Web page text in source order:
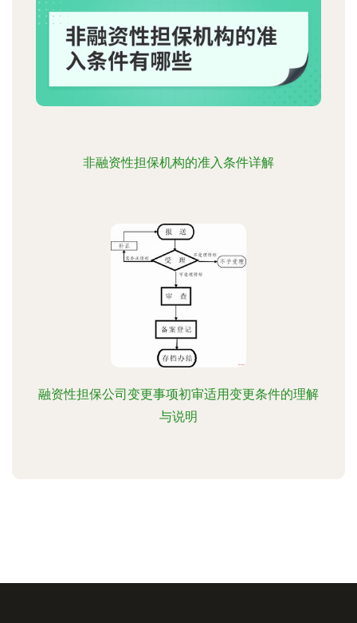
非融资性担保机构的准入条件详解
融资性担保公司变更事项初审适用变更条件的理解
与说明